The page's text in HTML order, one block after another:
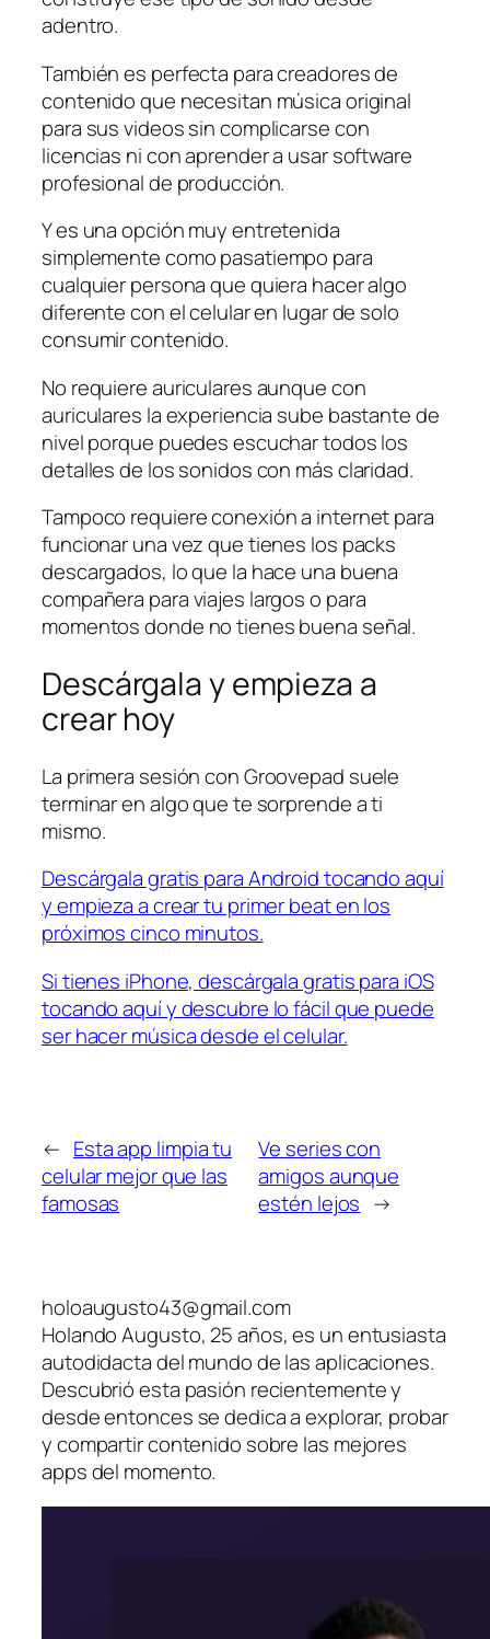
adentro.
También es perfecta para creadores de
contenido que necesitan música original
para sus videos sin complicarse con
licencias ni con aprender a usar software
profesional de producción.
Y es una opción muy entretenida
simplemente como pasatiempo para
cualquier persona que quiera hacer algo
diferente con el celular en lugar de solo
consumir contenido.
No requiere auriculares aunque con
auriculares la experiencia sube bastante de
nivel porque puedes escuchar todos los
detalles de los sonidos con más claridad.
Tampoco requiere conexión a internet para
funcionar una vez que tienes los packs
descargados, lo que la hace una buena
compañera para viajes largos o para
momentos donde no tienes buena señal.
Descárgala y empieza a
crear hoy
La primera sesión con Groovepad suele
terminar en algo que te sorprende a ti
mismo.
Descárgala gratis para Android tocando aquí
y empieza a crear tu primer beat en los
próximos cinco minutos.
Si tienes iPhone, descárgala gratis para iOS
tocando aquí y descubre lo fácil que puede
ser hacer música desde el celular.
← Esta app limpia tu
celular mejor que las
famosas
Ve series con
amigos aunque
estén lejos →
holoaugusto43@gmail.com
Holando Augusto, 25 años, es un entusiasta
autodidacta del mundo de las aplicaciones.
Descubrió esta pasión recientemente y
desde entonces se dedica a explorar, probar
y compartir contenido sobre las mejores
apps del momento.